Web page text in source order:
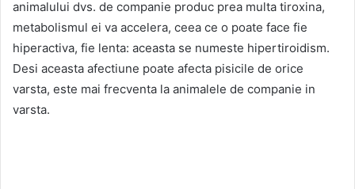
animalului dvs. de companie produc prea multa tiroxina,
metabolismul ei va accelera, ceea ce o poate face fie
hiperactiva, fie lenta: aceasta se numeste hipertiroidism.
Desi aceasta afectiune poate afecta pisicile de orice
varsta, este mai frecventa la animalele de companie in
varsta.